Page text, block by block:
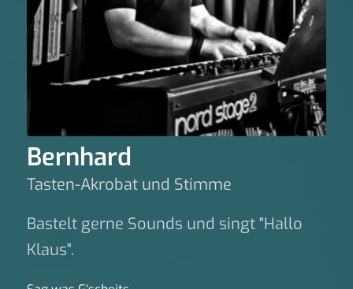
Bernhard
Tasten-Akrobat und Stimme
Bastelt gerne Sounds und singt "Hallo
Klaus".